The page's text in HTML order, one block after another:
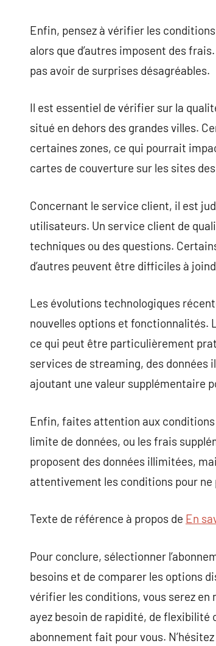
Enfin, pensez à vérifier les
alors que d’autres imposent des
pas avoir de surprises désagréables.
Il est essentiel de vérifier sur la
situé en dehors des grandes villes.
certaines zones, ce qui pourrait
cartes de couverture sur les sites
Concernant le service client, il est
utilisateurs. Un service client de
techniques ou des questions.
d’autres peuvent être difficiles à
Les évolutions technologiques
nouvelles options et fonctionnalités.
ce qui peut être particulièrement
services de streaming, des données
ajoutant une valeur supplémentaire
Enfin, faites attention aux conditions
limite de données, ou les frais
proposent des données illimitées,
attentivement les conditions pour ne
Texte de référence à propos de En
Pour conclure, sélectionner
besoins et de comparer les options
vérifier les conditions, vous serez en
ayez besoin de rapidité, de flexibilité
abonnement fait pour vous.